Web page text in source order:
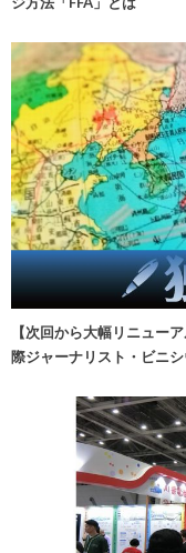
【次回から大幅リニュー
際ジャーナリスト・ビニ